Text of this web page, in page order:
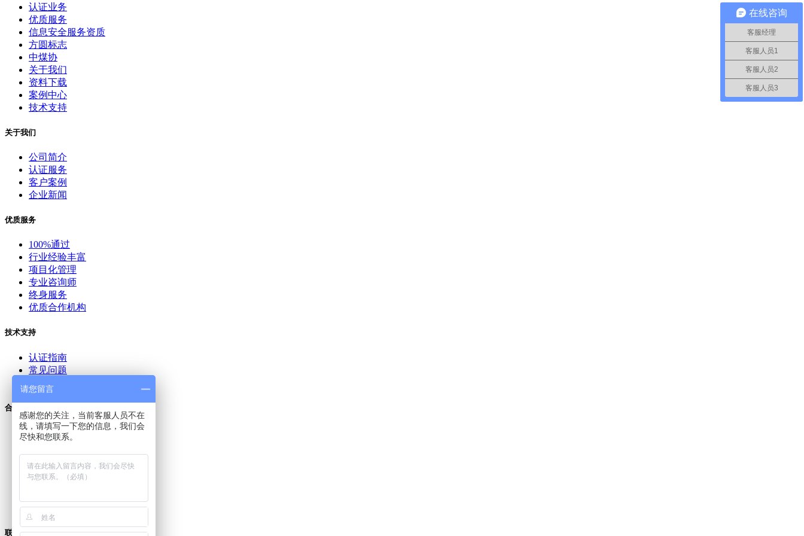
认证业务
优质服务
信息安全服务资质
方圆标志
中煤协
关于我们
资料下载
案例中心
技术支持
关于我们
公司简介
认证服务
客户案例
企业新闻
优质服务
100%通过
行业经验丰富
项目化管理
专业咨询师
终身服务
优质合作机构
技术支持
认证指南
常见问题
资料下载
合作伙伴
中国认证认可协会
国家质检总局
中国信息安全认证中心
国家认可委员会
方圆标志认证中心
联系我们
在线咨询
客服经理
客服人员1
客服人员2
客服人员3
请您留言
感谢您的关注，当前客服人员不在
线，请填写一下您的信息，我们会
尽快和您联系。